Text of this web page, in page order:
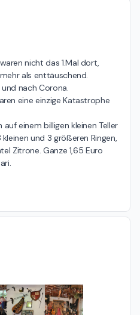
nicht das 1.Mal dort,
als enttäuschend.
nach Corona.
eine einzige Katastrophe
einem billigen kleinen Teller
und 3 größeren Ringen,
Zitrone. Ganze 1,65 Euro